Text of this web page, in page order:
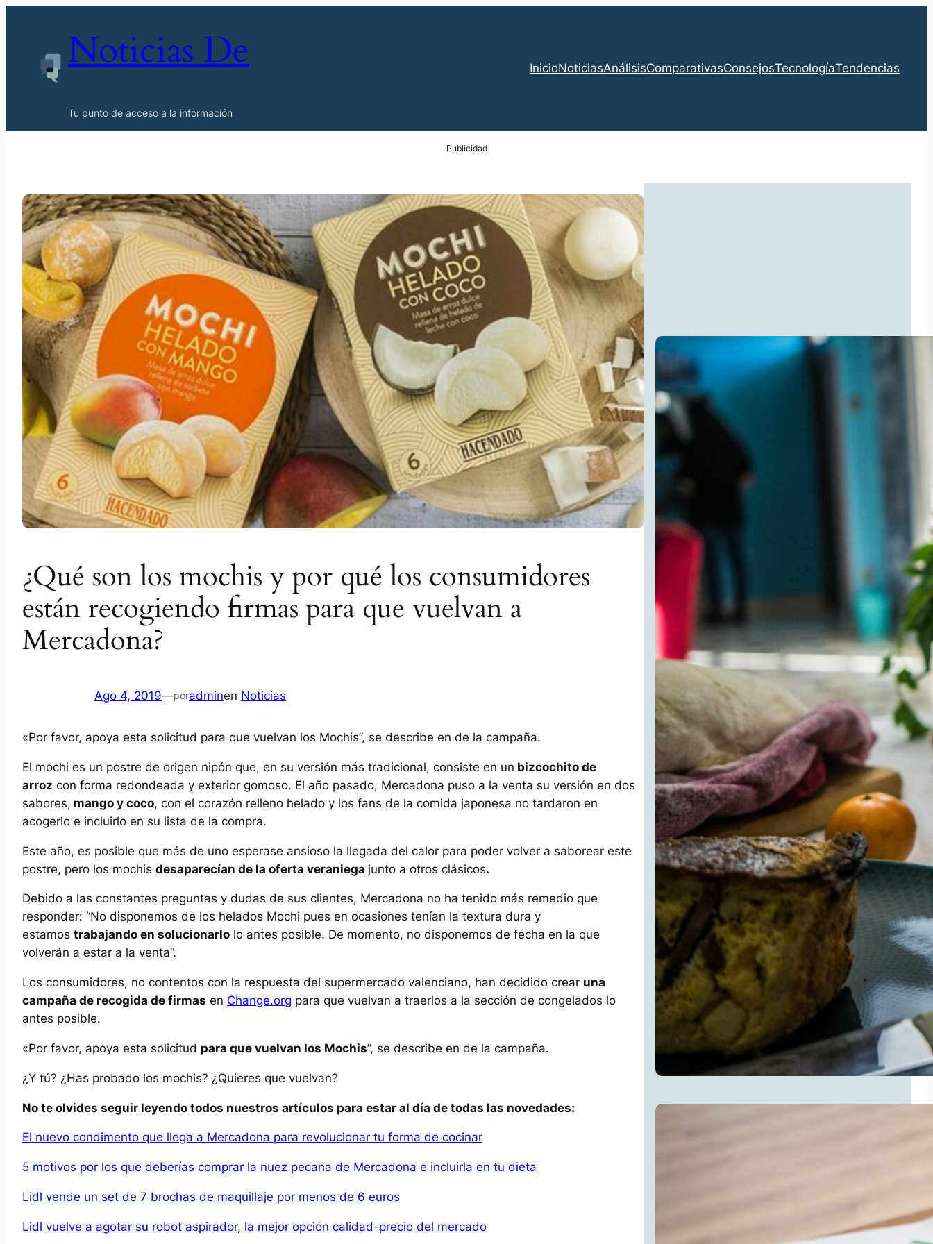
Noticias De
Tu punto de acceso a la información
InicioNoticiasAnálisisComparativasConsejosTecnologíaTendencias
¿Qué son los mochis y por qué los consumidores
están recogiendo firmas para que vuelvan a
Mercadona?
Ago 4, 2019—poradminen Noticias
«Por favor, apoya esta solicitud para que vuelvan los Mochis”, se describe en de la campaña.
El mochi es un postre de origen nipón que, en su versión más tradicional, consiste en un bizcochito de
arroz con forma redondeada y exterior gomoso. El año pasado, Mercadona puso a la venta su versión en dos
sabores, mango y coco, con el corazón relleno helado y los fans de la comida japonesa no tardaron en
acogerlo e incluirlo en su lista de la compra.
Este año, es posible que más de uno esperase ansioso la llegada del calor para poder volver a saborear este
postre, pero los mochis desaparecían de la oferta veraniega junto a otros clásicos.
Debido a las constantes preguntas y dudas de sus clientes, Mercadona no ha tenido más remedio que
responder: “No disponemos de los helados Mochi pues en ocasiones tenían la textura dura y
estamos trabajando en solucionarlo lo antes posible. De momento, no disponemos de fecha en la que
volverán a estar a la venta”.
Los consumidores, no contentos con la respuesta del supermercado valenciano, han decidido crear una
campaña de recogida de firmas en Change.org para que vuelvan a traerlos a la sección de congelados lo
antes posible.
«Por favor, apoya esta solicitud para que vuelvan los Mochis”, se describe en de la campaña.
¿Y tú? ¿Has probado los mochis? ¿Quieres que vuelvan?
No te olvides seguir leyendo todos nuestros artículos para estar al día de todas las novedades:
El nuevo condimento que llega a Mercadona para revolucionar tu forma de cocinar
5 motivos por los que deberías comprar la nuez pecana de Mercadona e incluirla en tu dieta
Lidl vende un set de 7 brochas de maquillaje por menos de 6 euros
Lidl vuelve a agotar su robot aspirador, la mejor opción calidad-precio del mercado